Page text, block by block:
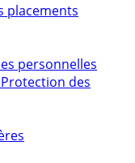
placements
personnelles
des